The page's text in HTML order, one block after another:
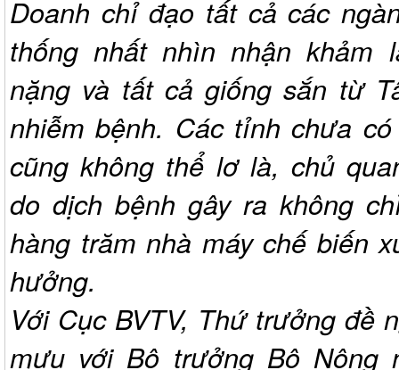
Doanh chỉ đạo tất cả các
thống nhất nhìn nhận khảm
nặng và tất cả giống sắn từ
nhiễm bệnh. Các tỉnh chưa
cũng không thể lơ là, chủ
do dịch bệnh gây ra không
hàng trăm nhà máy chế biến
hưởng.
Với Cục BVTV, Thứ trưởng đề
mưu với Bộ trưởng BộNông